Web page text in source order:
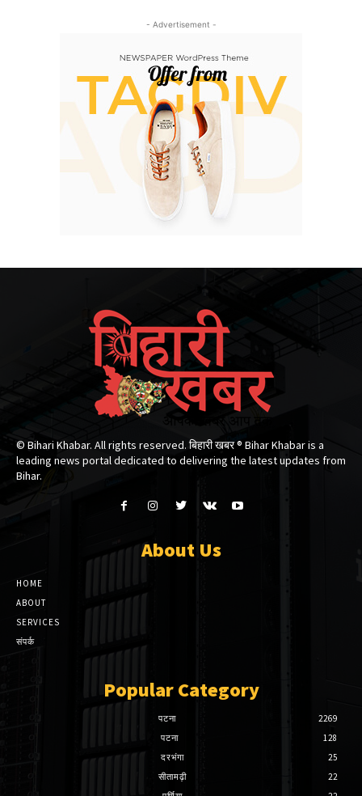
- Advertisement -
© Bihari Khabar. All rights reserved. बिहारी खबर ®​ Bihar Khabar is a
leading news portal dedicated to delivering the latest updates from
Bihar.
About Us
HOME
ABOUT
SERVICES
संपर्क
Popular Category
पटना
2269
पटना
128
दरभंगा
25
सीतामढ़ी
22